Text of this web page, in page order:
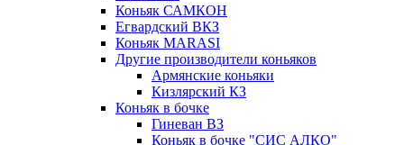
Коньяк САМКОН
Егвардский ВКЗ
Коньяк MARASI
Другие производители коньяков
Армянские коньяки
Кизлярский КЗ
Коньяк в бочке
Гиневан ВЗ
Коньяк в бочке "СИС АЛКО"